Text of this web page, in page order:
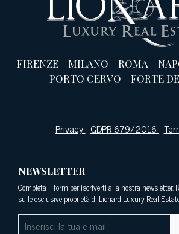
FIRENZE-MILANO -ROMA -
PORTO CERVO -FORTE
Privacy-GDPR 679/2016-
NEWSLETTER
Completa il form per iscriverti alla nostra newsletter.
sulle esclusive proprietà di Lionard Luxury Real